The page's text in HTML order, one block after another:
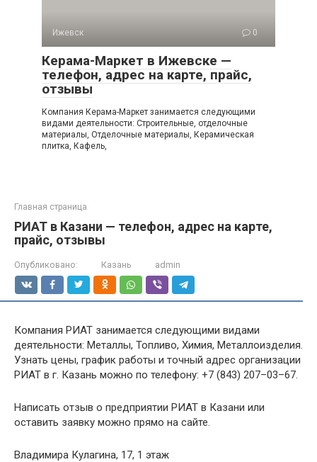
Ижевск 0
Керама-Маркет в Ижевске —
телефон, адрес на карте, прайс,
отзывы
Компания Керама-Маркет занимается следующими
видами деятельности: Строительные, отделочные
материалы, Отделочные материалы, Керамическая
плитка, Кафель,
Главная страница
РИАТ в Казани — телефон, адрес на карте,
прайс, отзывы
Опубликовано: Казань admin
Компания РИАТ занимается следующими видами
деятельности: Металлы, Топливо, Химия, Металлоизделия.
Узнать цены, график работы и точный адрес организации
РИАТ в г. Казань можно по телефону: +7 (843) 207–03–67.
Написать отзыв о предприятии РИАТ в Казани или
оставить заявку можно прямо на сайте.
Владимира Кулагина, 17, 1 этаж